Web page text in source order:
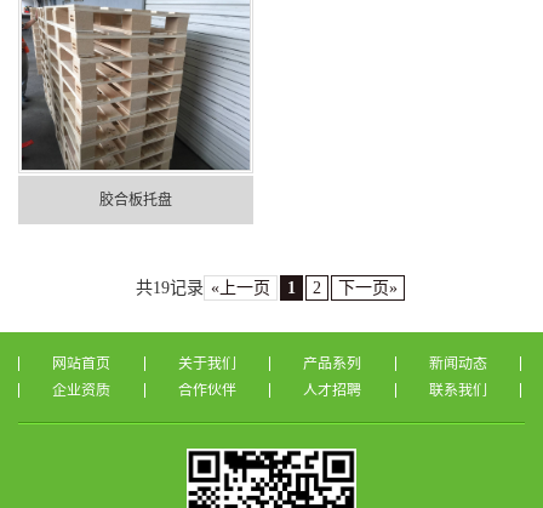
胶合板托盘
共19记录 «上一页 1 2 下一页»
网站首页 关于我们 产品系列
新闻动态
企业资质
合作伙伴 人才招聘 联系我们